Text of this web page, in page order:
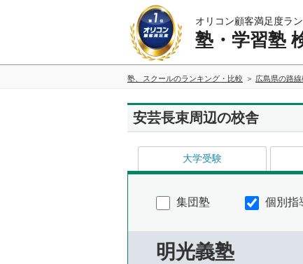
オリコン顧客満足度ラ
塾・学習塾
塾、スクールのランキング・比較 広島県の路
安芸長束周辺の校舎
大学受験
集団塾 個別指
明光義塾